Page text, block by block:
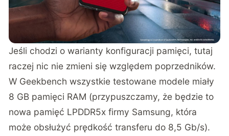
Jeśli chodzi o warianty konfiguracji pamięci, tutaj
raczej nic nie zmieni się względem poprzedników.
W Geekbench wszystkie testowane modele miały
8 GB pamięci RAM (przypuszczamy, że będzie to
nowa pamięć LPDDR5x firmy Samsung, która
może obsłużyć prędkość transferu do 8,5 Gb/s).